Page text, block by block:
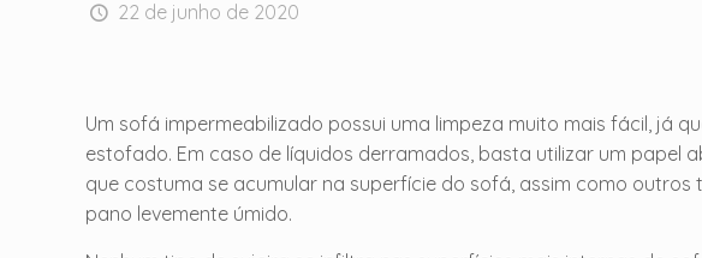
22 de junho de 2020
Um sofá impermeabilizado possui uma limpeza muito mais fácil, já
estofado. Em caso de líquidos derramados, basta utilizar um papel
que costuma se acumular na superfície do sofá, assim como
pano levemente úmido.